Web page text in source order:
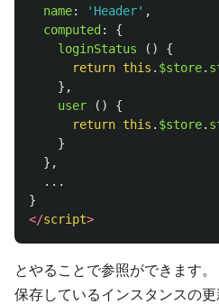
name: ' Header' ,
computed :
{
loginStatus
()
{
return this . $store.
},
user
()
{
return this . $store.
}
},
...
}
</script>
とやることで参照ができます。
保存しているインスタンスの